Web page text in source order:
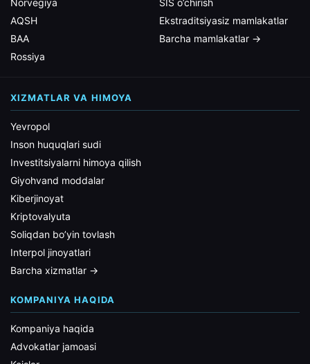
Norvegiya
AQSH
BAA
Rossiya
SIS o’chirish
Ekstraditsiyasiz mamlakatlar
Barcha mamlakatlar →
XIZMATLAR VA HIMOYA
Yevropol
Inson huquqlari sudi
Investitsiyalarni himoya qilish
Giyohvand moddalar
Kiberjinoyat
Kriptovalyuta
Soliqdan bo’yin tovlash
Interpol jinoyatlari
Barcha xizmatlar →
KOMPANIYA HAQIDA
Kompaniya haqida
Advokatlar jamoasi